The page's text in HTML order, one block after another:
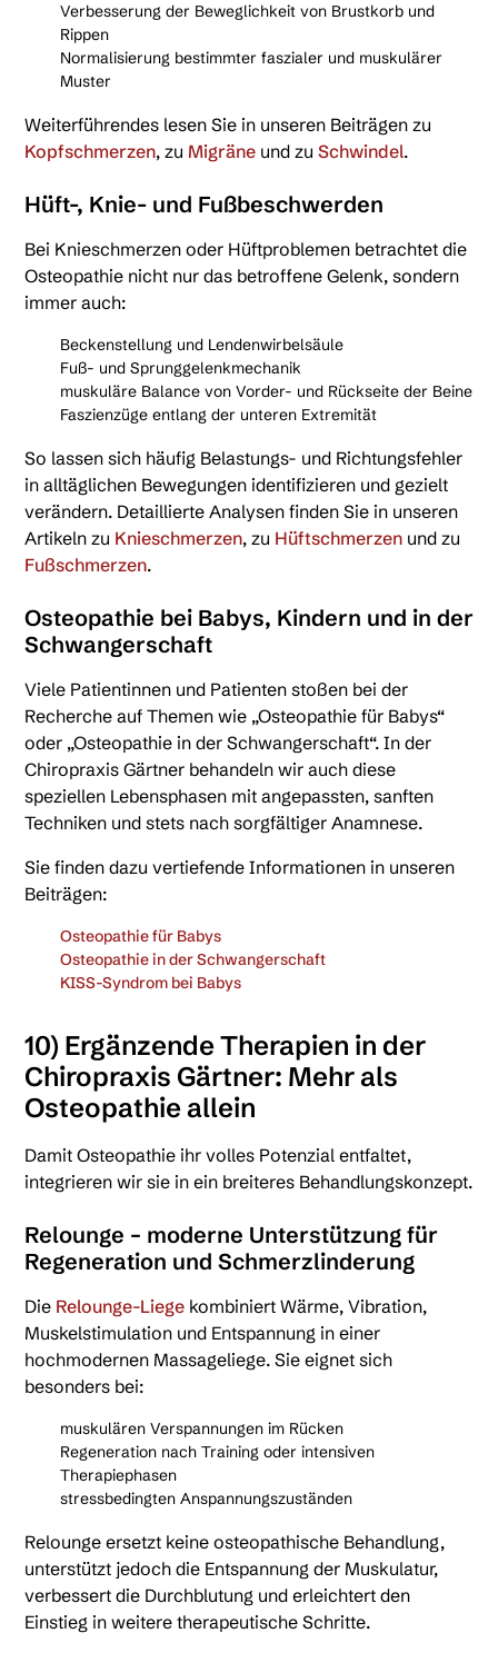
Verbesserung der Beweglichkeit von Brustkorb und
Rippen
Normalisierung bestimmter faszialer und muskulärer
Muster
Weiterführendes lesen Sie in unseren Beiträgen zu
Kopfschmerzen, zu Migräne und zuSchwindel.
Hüft-, Knie- und Fußbeschwerden
Bei Knieschmerzen oder Hüftproblemen betrachtet die
Osteopathie nicht nur das betroffene Gelenk, sondern
immer auch:
Beckenstellung und Lendenwirbelsäule
Fuß- und Sprunggelenkmechanik
muskuläre Balance von Vorder- und Rückseite der Beine
Faszienzüge entlang der unteren Extremität
So lassen sich häufig Belastungs- und Richtungsfehler
in alltäglichen Bewegungen identifizieren und gezielt
verändern. Detaillierte Analysen finden Sie in unseren
Artikeln zu Knieschmerzen, zu Hüftschmerzen und zu
Fußschmerzen.
Osteopathie bei Babys, Kindern und in der
Schwangerschaft
Viele Patientinnen und Patienten stoßen bei der
Recherche auf Themen wie „Osteopathie für Babys“
oder „Osteopathie in der Schwangerschaft“. In der
Chiropraxis Gärtner behandeln wir auch diese
speziellen Lebensphasen mit angepassten, sanften
Techniken und stets nach sorgfältiger Anamnese.
Sie finden dazu vertiefende Informationen in unseren
Beiträgen:
Osteopathie für Babys
Osteopathie in der Schwangerschaft
KISS-Syndrom bei Babys
10) Ergänzende Therapien in der
Chiropraxis Gärtner: Mehr als
Osteopathie allein
Damit Osteopathie ihr volles Potenzial entfaltet,
integrieren wir sie in ein breiteres Behandlungskonzept.
Relounge – moderne Unterstützung für
Regeneration und Schmerzlinderung
Die Relounge-Liege kombiniert Wärme, Vibration,
Muskelstimulation und Entspannung in einer
hochmodernen Massageliege. Sie eignet sich
besonders bei:
muskulären Verspannungen im Rücken
Regeneration nach Training oder intensiven
Therapiephasen
stressbedingten Anspannungszuständen
Relounge ersetzt keine osteopathische Behandlung,
unterstützt jedoch die Entspannung der Muskulatur,
verbessert die Durchblutung und erleichtert den
Einstieg in weitere therapeutische Schritte.